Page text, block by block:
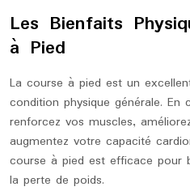
Les Bienfaits
à Pied
La course à pied est un
condition physique générale. En
renforcez vos muscles,
augmentez votre capacité
course à pied est efficace pour
la perte de poids.